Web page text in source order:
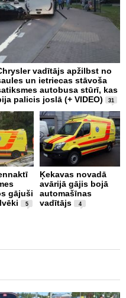
vadītājs apžilbst no
un ietriecas stāvoša
autobusa stūrī, kas
palicis joslā (+ VIDEO)
31
gājuši
5
Ķekavas novadā
avārijā gājis bojā
automašīnas
vadītājs
4